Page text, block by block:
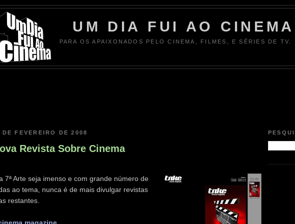
UM DIA FUI AO CINEMA
PARA OS APAIXONADOS PELO CINEMA, FILMES, E SÉRIES DE TV.
FEVEREIRO DE 2008
Revista Sobre Cinema
7ª Arte seja imenso e com grande número de
ao tema, nunca é de mais divulgar revistas
restantes.